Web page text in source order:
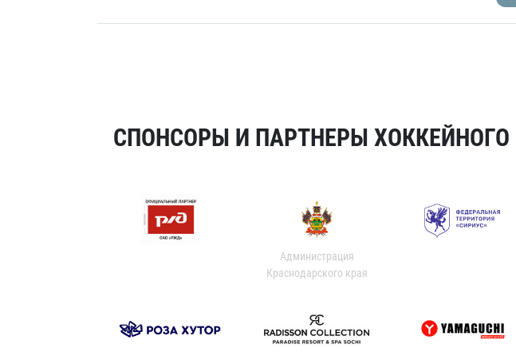
СПОНСОРЫ И ПАРТНЕРЫ ХОККЕЙНОГО
Администрация
Краснодарского края